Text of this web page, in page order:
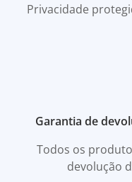
Privacidade
Garantia de
Todos os
devolução